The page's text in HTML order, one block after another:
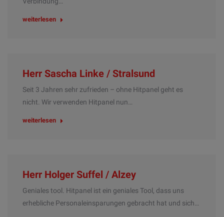
weiterlesen
Herr Sascha Linke / Stralsund
Seit 3 Jahren sehr zufrieden – ohne Hitpanel geht es
nicht. Wir verwenden Hitpanel nun…
weiterlesen
Herr Holger Suffel / Alzey
Geniales tool. Hitpanel ist ein geniales Tool, dass uns
erhebliche Personaleinsparungen gebracht hat und sich…